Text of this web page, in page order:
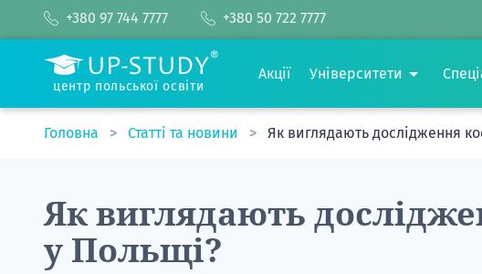
+380 97 744 7777 +380 50 722 7777
центр польської освіти
Акції Університети
Головна Статті та новини Як виглядають дослідження
Як виглядають
у Польщі?